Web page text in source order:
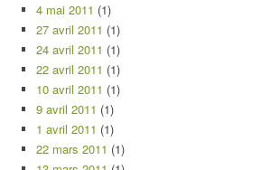
4 mai 2011 (1)
27 avril 2011 (1)
24 avril 2011 (1)
22 avril 2011 (1)
10 avril 2011 (1)
9 avril 2011 (1)
1 avril 2011 (1)
22 mars 2011 (1)